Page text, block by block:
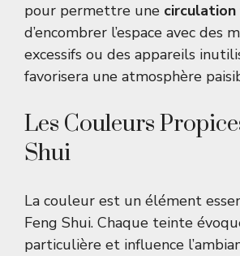
pour permettre une
d’encombrer l’espace avec des
excessifs ou des appareils
favorisera une atmosphère
Les Couleurs
Shui
La couleur est un élément
Feng Shui. Chaque teinte
particulière et influence